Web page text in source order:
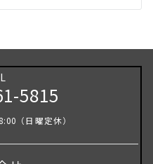
5815
（日曜定休）